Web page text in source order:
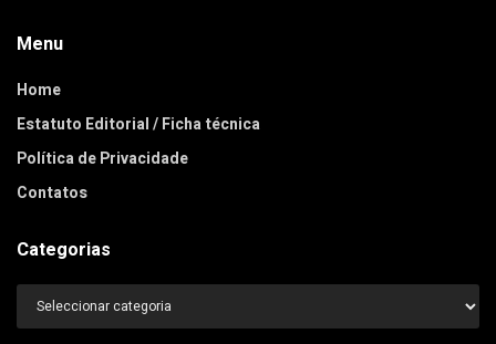
Menu
Home
Estatuto Editorial / Ficha técnica
Política de Privacidade
Contatos
Categorias
Categorias